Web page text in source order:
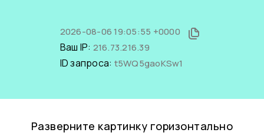
2026-08-06 19:05:55 +0000
Ваш IP: 216.73.216.39
ID запроса: t5WQ5gaoKSw1
Разверните картинку горизонтально